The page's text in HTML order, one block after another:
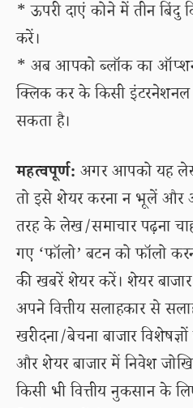
* ऊपरी दाएं कोने में तीन बिंदु
करें।
* अब आपको ब्लॉक का ऑप्शन
क्लिक कर के किसी इंटरनेशनल
सकता है।
महत्वपूर्ण: अगर आपको यह
तो इसे शेयर करना न भूलें
तरह के लेख/समाचार पढ़ना
गए ‘फॉलो’ बटन को फॉलो
की खबरें शेयर करें। शेयर
अपने वित्तीय सलाहकार से
खरीदना/बेचना बाजार
और शेयर बाजार में निवेश
किसी भी वित्तीय नुकसान के